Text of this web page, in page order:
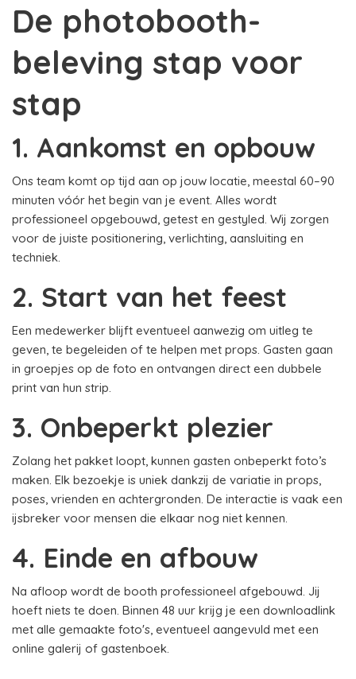
De photobooth-
beleving stap voor
stap
1. Aankomst en opbouw
Ons team komt op tijd aan op jouw locatie, meestal 60–90
minuten vóór het begin van je event. Alles wordt
professioneel opgebouwd, getest en gestyled. Wij zorgen
voor de juiste positionering, verlichting, aansluiting en
techniek.
2. Start van het feest
Een medewerker blijft eventueel aanwezig om uitleg te
geven, te begeleiden of te helpen met props. Gasten gaan
in groepjes op de foto en ontvangen direct een dubbele
print van hun strip.
3. Onbeperkt plezier
Zolang het pakket loopt, kunnen gasten onbeperkt foto’s
maken. Elk bezoekje is uniek dankzij de variatie in props,
poses, vrienden en achtergronden. De interactie is vaak een
ijsbreker voor mensen die elkaar nog niet kennen.
4. Einde en afbouw
Na afloop wordt de booth professioneel afgebouwd. Jij
hoeft niets te doen. Binnen 48 uur krijg je een downloadlink
met alle gemaakte foto's, eventueel aangevuld met een
online galerij of gastenboek.